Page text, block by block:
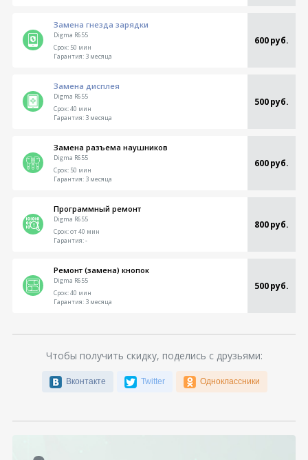
Замена гнезда зарядки
Digma R655 600 руб.
Срок:50 мин
Гарантия:3 месяца
Замена дисплея
Digma R655 500 руб.
Срок:40 мин
Гарантия:3 месяца
Замена разъема наушников
Digma R655 600 руб.
Срок:50 мин
Гарантия:3 месяца
Программный ремонт
Digma R655 800 руб.
Срок:от 40 мин
Гарантия:-
Ремонт (замена) кнопок
Digma R655 500 руб.
Срок:40 мин
Гарантия:3 месяца
Чтобы получить скидку, поделись с друзьями:
Вконтакте Twitter Одноклассники